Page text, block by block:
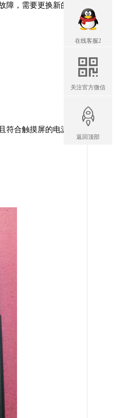
，需要更换新的
合触摸屏的电源
在线客服2
关注官方微信
返回顶部